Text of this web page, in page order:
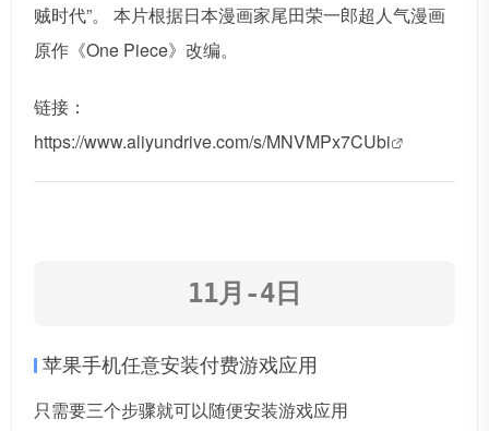
贼时代”。 本片根据日本漫画家尾田荣一郎超人气漫画
原作《One Piece》改编。
链接：
https://www.aliyundrive.com/s/MNVMPx7CUbi
11月-4日
苹果手机任意安装付费游戏应用
只需要三个步骤就可以随便安装游戏应用